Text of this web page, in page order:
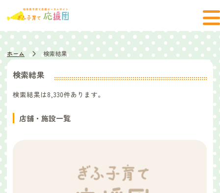
ホーム 検索結果
検索結果
検索結果は8,330件あります。
店舗・施設一覧